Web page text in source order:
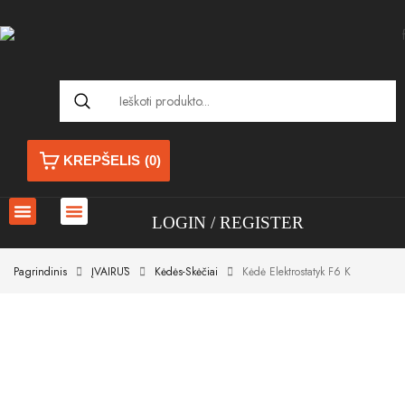
KREPŠELIS (0)
LOGIN REGISTER
Pagrindinis ĮVAIRŪS Kėdės-Skėčiai Kėdė Elektrostatyk F6 K